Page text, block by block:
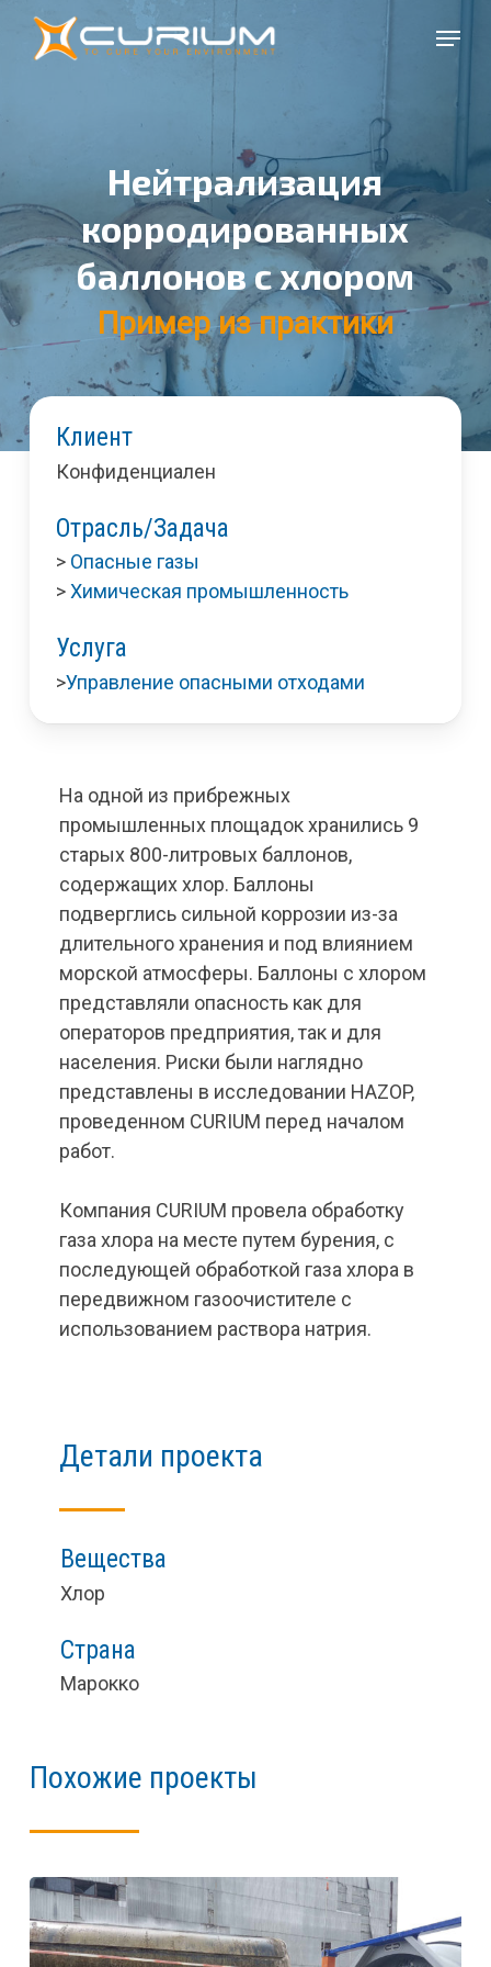
Перейти
Меню
Нейтрализация
корродированных
баллонов с хлором
Пример из практики
Клиент
Конфиденциален
Отрасль/Задача
> Опасные газы
>Химическая промышленность
Услуга
>Управление опасными отходами
На одной из прибрежных
промышленных площадок хранились 9
старых 800-литровых баллонов,
содержащих хлор. Баллоны
подверглись сильной коррозии из-за
длительного хранения и под влиянием
морской атмосферы. Баллоны с хлором
представляли опасность как для
операторов предприятия, так и для
населения. Риски были наглядно
представлены в исследовании HAZOP,
проведенном CURIUM перед началом
работ.
Компания CURIUM провела обработку
газа хлора на месте путем бурения, с
последующей обработкой газа хлора в
передвижном газоочистителе с
использованием раствора натрия.
Детали проекта
Вещества
Хлор
Страна
Марокко
Похожие проекты
меню